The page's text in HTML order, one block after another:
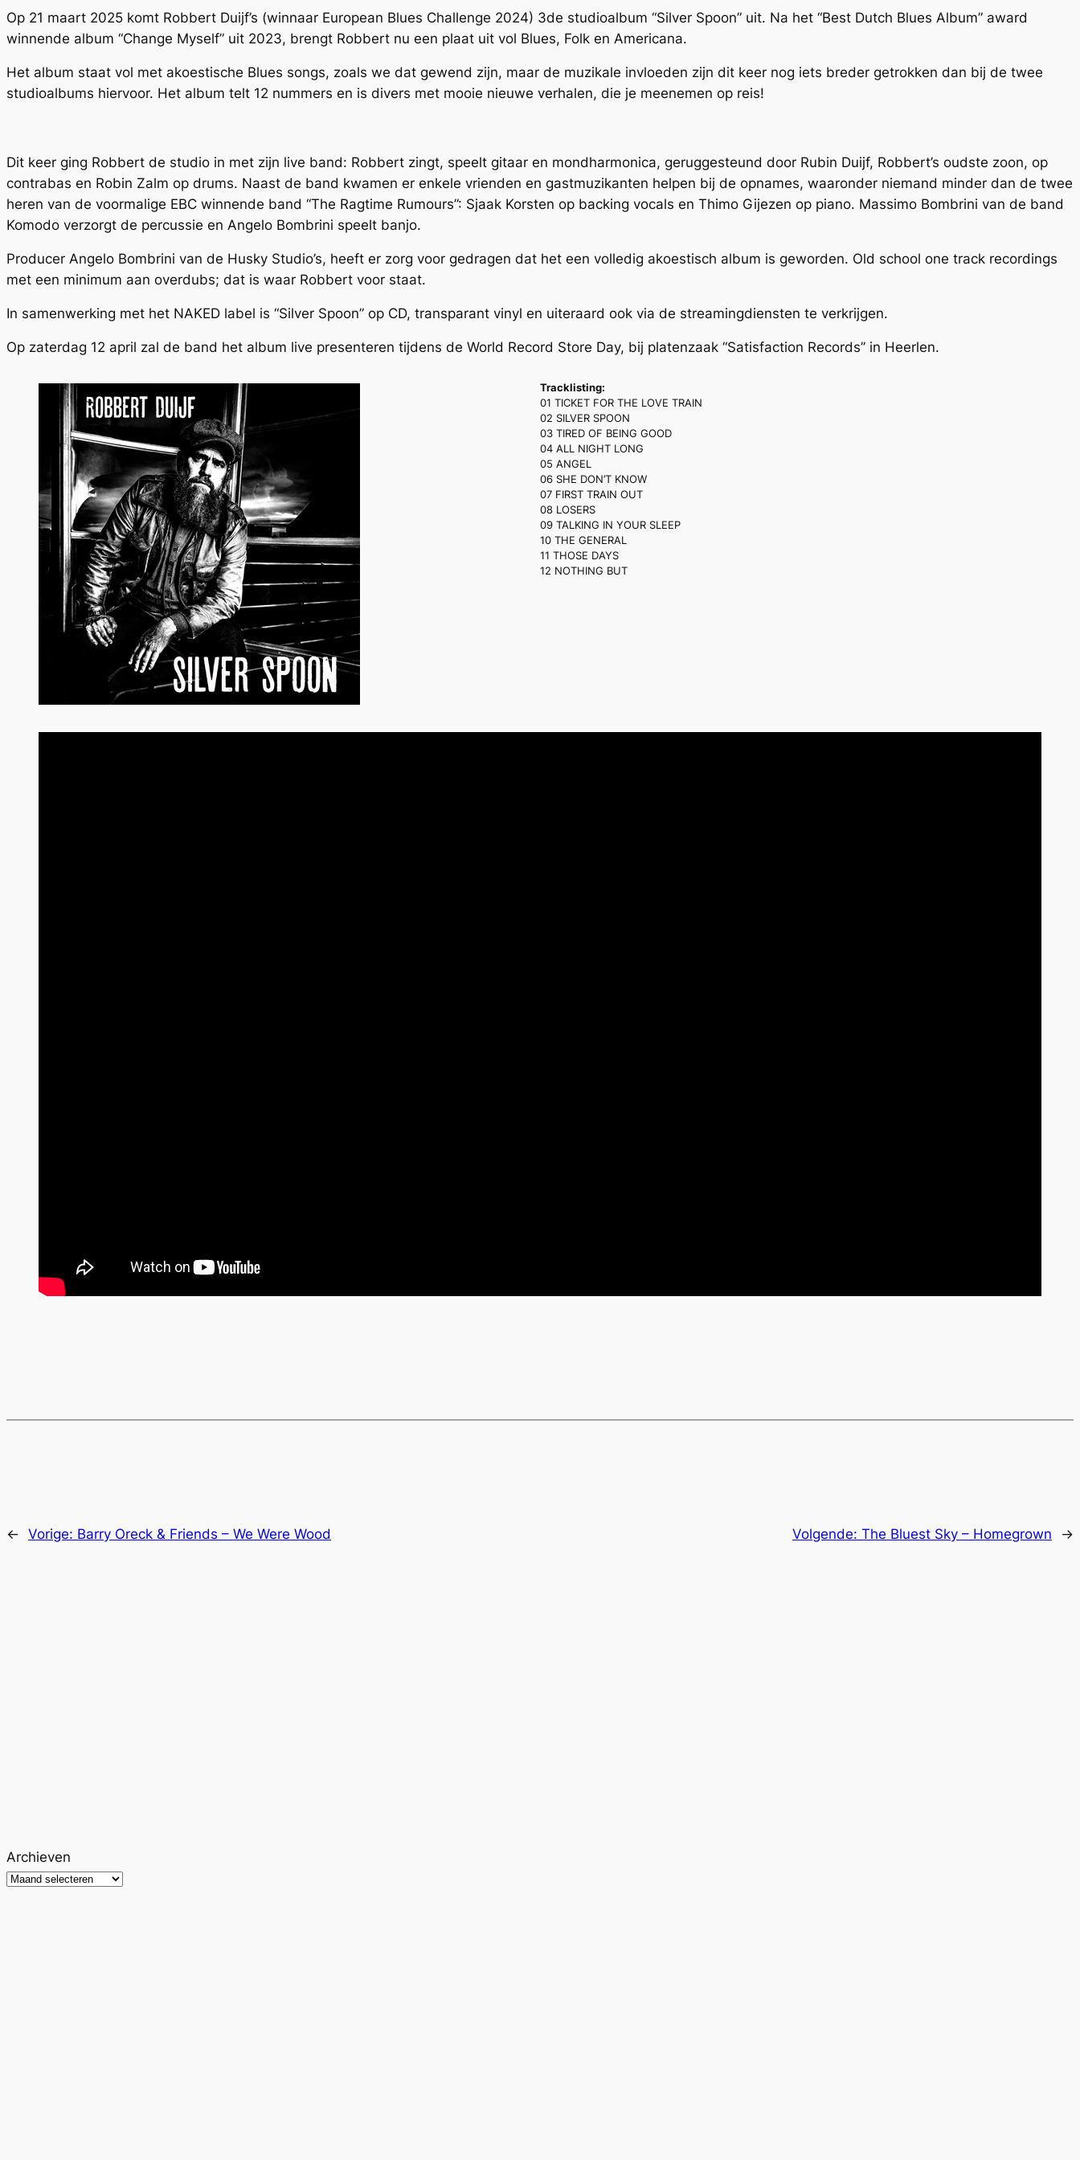
Op 21 maart 2025 komt Robbert Duijf’s (winnaar European Blues Challenge 2024) 3de studioalbum “Silver Spoon” uit. Na het “Best Dutch Blues Album” award
winnende album “Change Myself” uit 2023, brengt Robbert nu een plaat uit vol Blues, Folk en Americana.
Het album staat vol met akoestische Blues songs, zoals we dat gewend zijn, maar de muzikale invloeden zijn dit keer nog iets breder getrokken dan bij de twee
studioalbums hiervoor. Het album telt 12 nummers en is divers met mooie nieuwe verhalen, die je meenemen op reis!
Dit keer ging Robbert de studio in met zijn live band: Robbert zingt, speelt gitaar en mondharmonica, geruggesteund door Rubin Duijf, Robbert’s oudste zoon, op
contrabas en Robin Zalm op drums. Naast de band kwamen er enkele vrienden en gastmuzikanten helpen bij de opnames, waaronder niemand minder dan de twee
heren van de voormalige EBC winnende band “The Ragtime Rumours”: Sjaak Korsten op backing vocals en Thimo Gijezen op piano. Massimo Bombrini van de band
Komodo verzorgt de percussie en Angelo Bombrini speelt banjo.
Producer Angelo Bombrini van de Husky Studio’s, heeft er zorg voor gedragen dat het een volledig akoestisch album is geworden. Old school one track recordings
met een minimum aan overdubs; dat is waar Robbert voor staat.
In samenwerking met het NAKED label is “Silver Spoon” op CD, transparant vinyl en uiteraard ook via de streamingdiensten te verkrijgen.
Op zaterdag 12 april zal de band het album live presenteren tijdens de World Record Store Day, bij platenzaak “Satisfaction Records” in Heerlen.
Tracklisting:
01 TICKET FOR THE LOVE TRAIN
02 SILVER SPOON
03 TIRED OF BEING GOOD
04 ALL NIGHT LONG
05 ANGEL
06 SHE DON’T KNOW
07 FIRST TRAIN OUT
08 LOSERS
09 TALKING IN YOUR SLEEP
10 THE GENERAL
11 THOSE DAYS
12 NOTHING BUT
← Vorige: Barry Oreck & Friends – We Were Wood Volgende: The Bluest Sky – Homegrown →
Archieven